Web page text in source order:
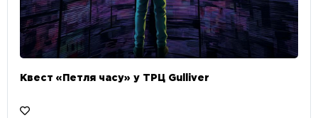
Квест «Петля часу» у ТРЦ Gulliver